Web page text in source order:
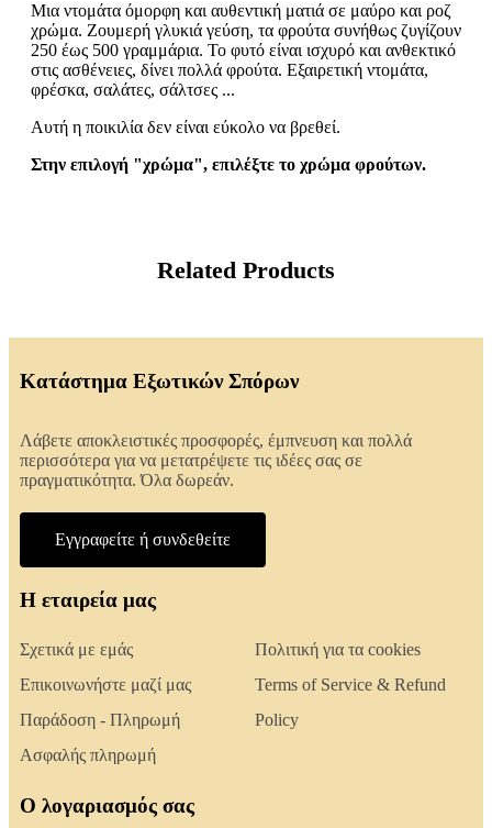
Μια ντομάτα όμορφη και αυθεντική ματιά σε μαύρο και ροζ
χρώμα. Ζουμερή γλυκιά γεύση, τα φρούτα συνήθως ζυγίζουν
250 έως 500 γραμμάρια. Το φυτό είναι ισχυρό και ανθεκτικό
στις ασθένειες, δίνει πολλά φρούτα. Εξαιρετική ντομάτα,
φρέσκα, σαλάτες, σάλτσες ...
Αυτή η ποικιλία δεν είναι εύκολο να βρεθεί.
Στην επιλογή "χρώμα", επιλέξτε το χρώμα φρούτων.
Related Products
Κατάστημα Εξωτικών Σπόρων
Λάβετε αποκλειστικές προσφορές, έμπνευση και πολλά
περισσότερα για να μετατρέψετε τις ιδέες σας σε
πραγματικότητα. Όλα δωρεάν.
Εγγραφείτε ή συνδεθείτε
Η εταιρεία μας
Σχετικά με εμάς
Επικοινωνήστε μαζί μας
Παράδοση - Πληρωμή
Ασφαλής πληρωμή
Πολιτική για τα cookies
Terms of Service & Refund
Policy
Ο λογαριασμός σας